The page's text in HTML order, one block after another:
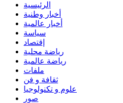
الرئيسية
أخبار وطنية
أخبار عالمية
سياسة
إقتصاد
رياضة محلية
رياضة عالمية
ملفات
ثقافة و فن
علوم و تكنولوجيا
صور